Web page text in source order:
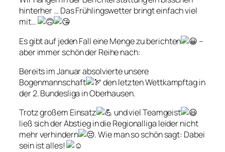
hinterher … Das Frühlingswetter bringt einfach viel
mit…
Es gibt auf jeden Fall eine Menge zu berichten
–
aber immer schön der Reihe nach:
Bereits im Januar absolvierte unsere
Bogenmannschaft
den letzten Wettkampftag in
der 2. Bundesliga in Oberhausen.
Trotz großem Einsatz
und viel Teamgeist
ließ sich der Abstieg in die Regionalliga leider nicht
mehr verhindern
. Wie man so schön sagt: Dabei
sein ist alles!